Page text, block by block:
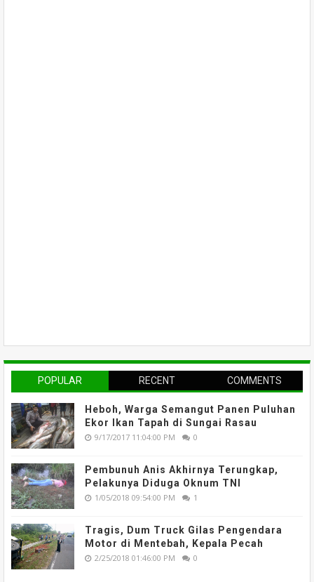
POPULAR RECENT COMMENTS
Heboh, Warga Semangut Panen Puluhan
Ekor Ikan Tapah di Sungai Rasau
9/17/2017 11:04:00 PM 0
Pembunuh Anis Akhirnya Terungkap,
Pelakunya Diduga Oknum TNI
1/05/2018 09:54:00 PM 1
Tragis, Dum Truck Gilas Pengendara
Motor di Mentebah, Kepala Pecah
2/25/2018 01:46:00 PM 0